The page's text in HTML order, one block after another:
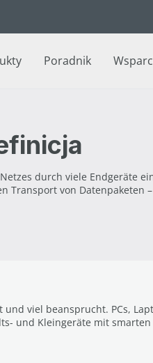
Poradnik
durch viele
Transport von
viel beansprucht. PCs,
und Kleingeräte mit